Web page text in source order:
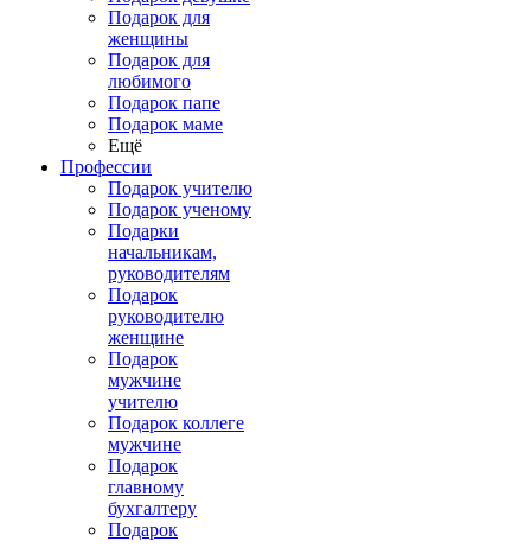
Подарок для
женщины
Подарок для
любимого
Подарок папе
Подарок маме
Ещё
Профессии
Подарок учителю
Подарок ученому
Подарки
начальникам,
руководителям
Подарок
руководителю
женщине
Подарок
мужчине
учителю
Подарок коллеге
мужчине
Подарок
главному
бухгалтеру
Подарок